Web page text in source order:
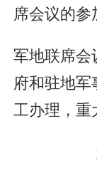
席会议的参
军地联席会
府和驻地
工办理，重